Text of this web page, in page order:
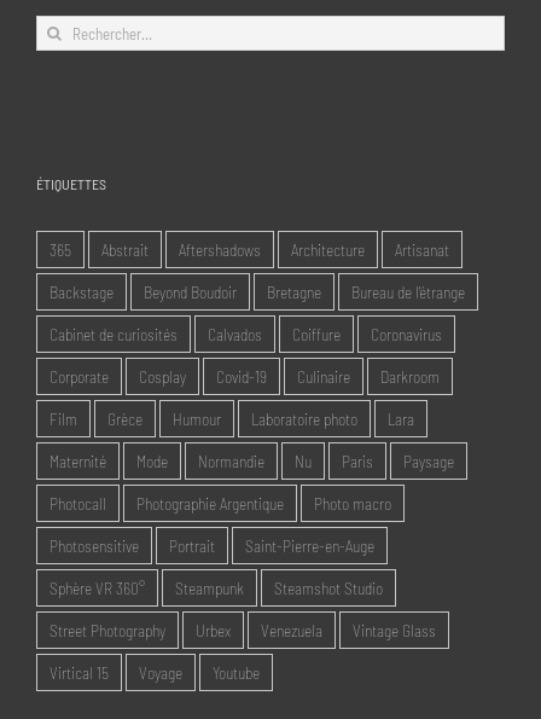
Rechercher:
ÉTIQUETTES
365 Abstrait Aftershadows Architecture Artisanat
Backstage Beyond Boudoir Bretagne Bureau de l'étrange
Cabinet de curiosités Calvados Coiffure Coronavirus
Corporate Cosplay Covid-19 Culinaire Darkroom
Film Grèce Humour Laboratoire photo Lara
Maternité Mode Normandie Nu Paris Paysage
Photocall Photographie Argentique Photo macro
Photosensitive Portrait Saint-Pierre-en-Auge
Sphère VR 360° Steampunk Steamshot Studio
Street Photography Urbex Venezuela Vintage Glass
Virtical 15 Voyage Youtube